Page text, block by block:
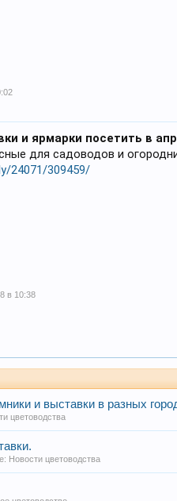
и ярмарки посетить в
для садоводов и
24071/309459/
в 10:38
и выставки в разных
цветоводства
Новости цветоводства